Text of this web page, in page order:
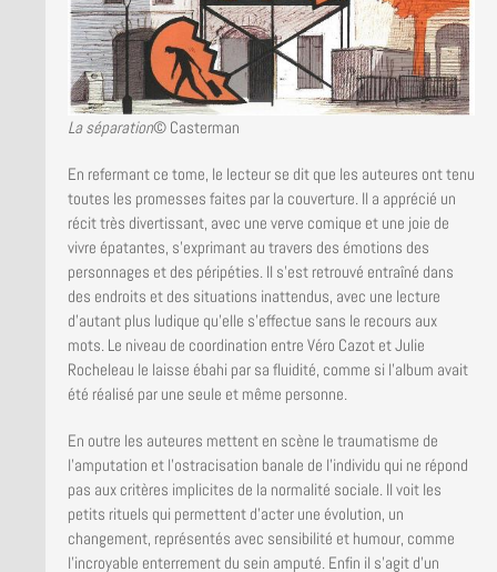
La séparation© Casterman
En refermant ce tome, le lecteur se dit que les auteures ont tenu
toutes les promesses faites par la couverture. Il a apprécié un
récit très divertissant, avec une verve comique et une joie de
vivre épatantes, s’exprimant au travers des émotions des
personnages et des péripéties. Il s’est retrouvé entraîné dans
des endroits et des situations inattendus, avec une lecture
d’autant plus ludique qu’elle s’effectue sans le recours aux
mots. Le niveau de coordination entre Véro Cazot et Julie
Rocheleau le laisse ébahi par sa fluidité, comme si l’album avait
été réalisé par une seule et même personne.
En outre les auteures mettent en scène le traumatisme de
l’amputation et l’ostracisation banale de l’individu qui ne répond
pas aux critères implicites de la normalité sociale. Il voit les
petits rituels qui permettent d’acter une évolution, un
changement, représentés avec sensibilité et humour, comme
l’incroyable enterrement du sein amputé. Enfin il s’agit d’un